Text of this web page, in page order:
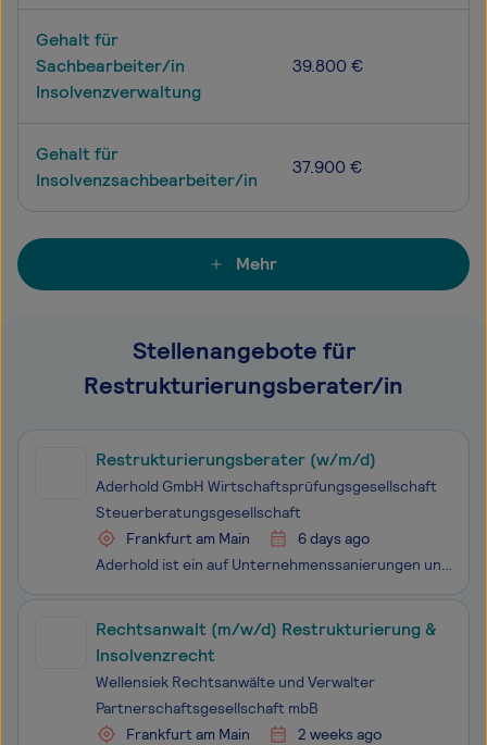
Gehalt für
Sachbearbeiter/in
Insolvenzverwaltung
39.800 €
Gehalt für
Insolvenzsachbearbeiter/in
37.900 €
Mehr
Stellenangebote für
Restrukturierungsberater/in
Restrukturierungsberater (w/m/d)
Aderhold GmbH Wirtschaftsprüfungsgesellschaft
Steuerberatungsgesellschaft
Frankfurt am Main
6 days ago
Aderhold ist ein auf Unternehmenssanierungen und Restrukturierungen spezialisiertes Unternehmen. Ca. 100 Unternehmensberater, Wirtschaftsprüfer und Rechtsanwälte arbeiten im Rahmen eines rechtlich und betriebswirtschaftlich integrierten Ansatzes zusammen. Durch den integrierten Ansatz ergeben sich v
Rechtsanwalt (m/w/d) Restrukturierung &
Insolvenzrecht
Wellensiek Rechtsanwälte und Verwalter
Partnerschaftsgesellschaft mbB
Frankfurt am Main
2 weeks ago